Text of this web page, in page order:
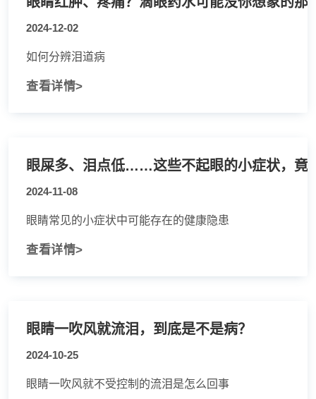
2024-12-02
如何分辨泪道病
查看详情>
眼屎多、泪点低……这些不起眼的小症状，竟
2024-11-08
眼睛常见的小症状中可能存在的健康隐患
查看详情>
眼睛一吹风就流泪，到底是不是病？
2024-10-25
眼睛一吹风就不受控制的流泪是怎么回事